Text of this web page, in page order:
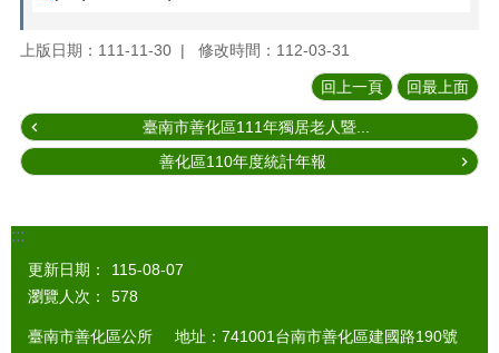
上版日期：111-11-30 修改時間：112-03-31
回上一頁 回最上面
臺南市善化區111年獨居老人暨...
善化區110年度統計年報
:::
更新日期：
115-08-07
瀏覽人次：
578
臺南市善化區公所 地址：741001台南市善化區建國路190號